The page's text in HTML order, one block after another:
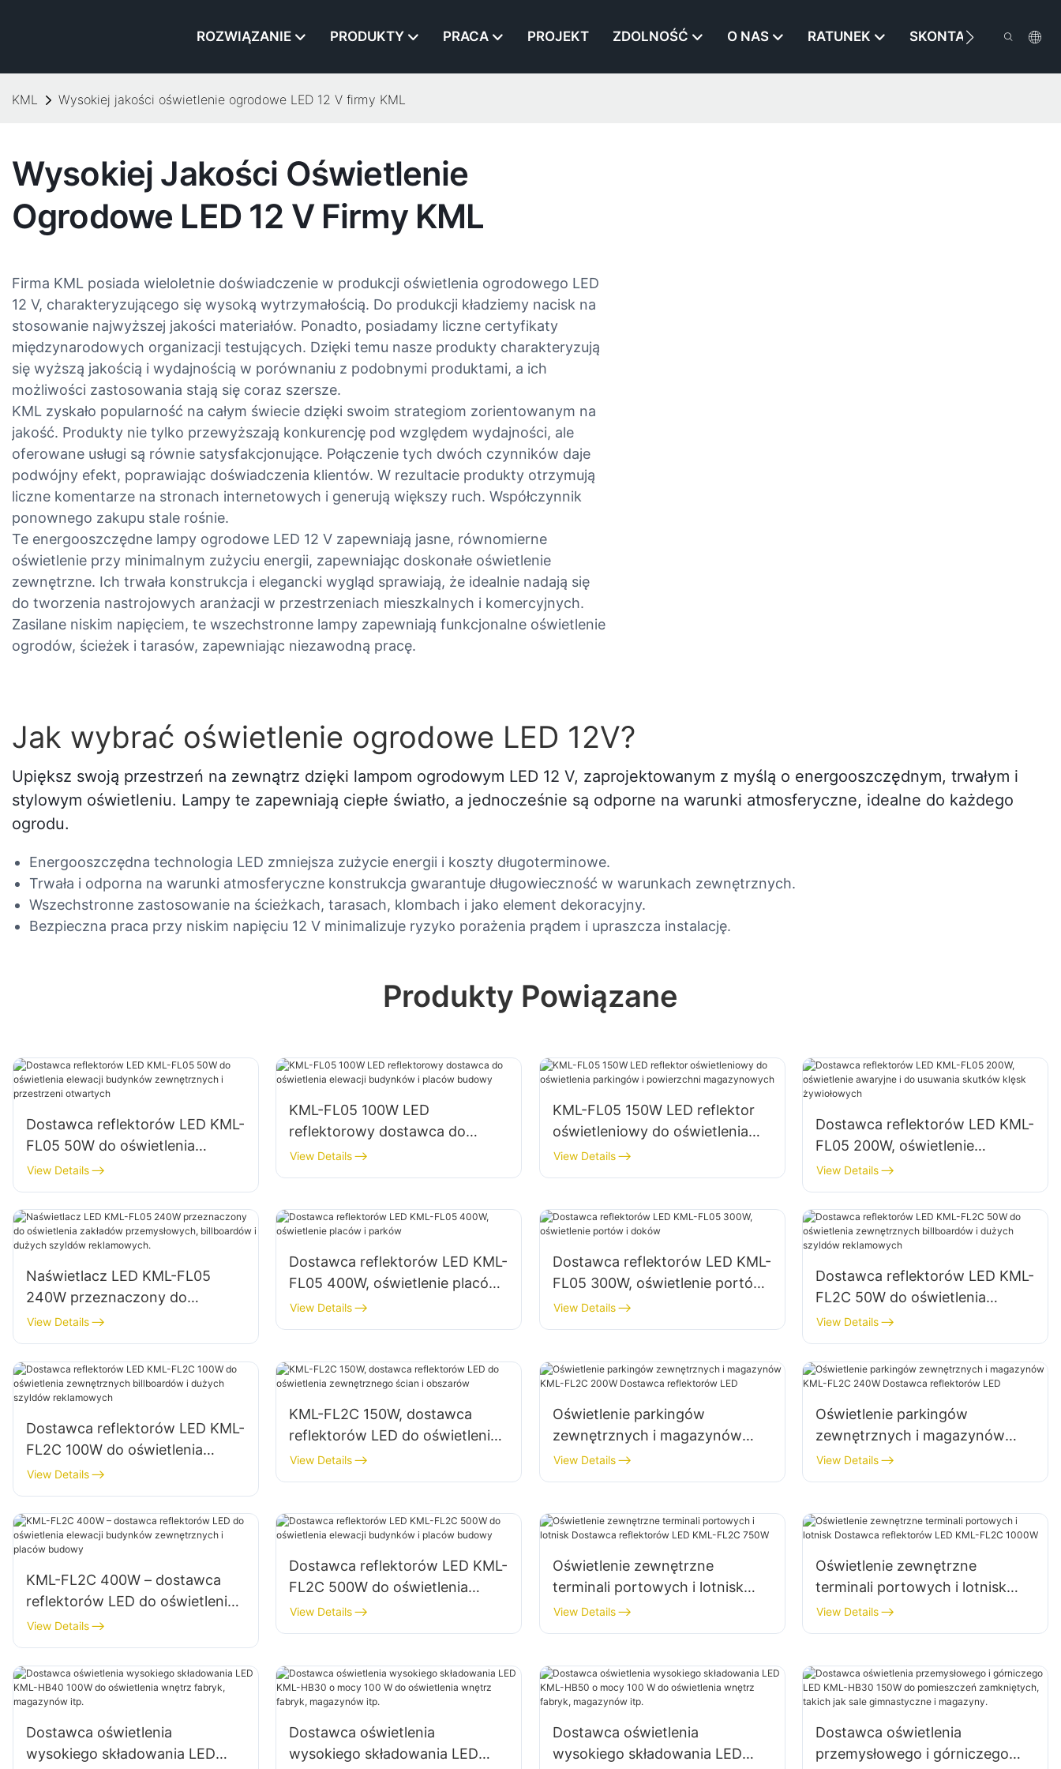
ROZWIĄZANIE PRODUKTY PRACA PROJEKT ZDOLNOŚĆ O NAS RATUNEK SKONTAKTUJ SIĘ Z
KML Wysokiej jakości oświetlenie ogrodowe LED 12 V firmy KML
Wysokiej Jakości Oświetlenie
Ogrodowe LED 12 V Firmy KML
Firma KML posiada wieloletnie doświadczenie w produkcji oświetlenia ogrodowego LED
12 V, charakteryzującego się wysoką wytrzymałością. Do produkcji kładziemy nacisk na
stosowanie najwyższej jakości materiałów. Ponadto, posiadamy liczne certyfikaty
międzynarodowych organizacji testujących. Dzięki temu nasze produkty charakteryzują
się wyższą jakością i wydajnością w porównaniu z podobnymi produktami, a ich
możliwości zastosowania stają się coraz szersze.
KML zyskało popularność na całym świecie dzięki swoim strategiom zorientowanym na
jakość. Produkty nie tylko przewyższają konkurencję pod względem wydajności, ale
oferowane usługi są równie satysfakcjonujące. Połączenie tych dwóch czynników daje
podwójny efekt, poprawiając doświadczenia klientów. W rezultacie produkty otrzymują
liczne komentarze na stronach internetowych i generują większy ruch. Współczynnik
ponownego zakupu stale rośnie.
Te energooszczędne lampy ogrodowe LED 12 V zapewniają jasne, równomierne
oświetlenie przy minimalnym zużyciu energii, zapewniając doskonałe oświetlenie
zewnętrzne. Ich trwała konstrukcja i elegancki wygląd sprawiają, że idealnie nadają się
do tworzenia nastrojowych aranżacji w przestrzeniach mieszkalnych i komercyjnych.
Zasilane niskim napięciem, te wszechstronne lampy zapewniają funkcjonalne oświetlenie
ogrodów, ścieżek i tarasów, zapewniając niezawodną pracę.
Jak wybrać oświetlenie ogrodowe LED 12V?
Upiększ swoją przestrzeń na zewnątrz dzięki lampom ogrodowym LED 12 V, zaprojektowanym z myślą o energooszczędnym, trwałym i
stylowym oświetleniu. Lampy te zapewniają ciepłe światło, a jednocześnie są odporne na warunki atmosferyczne, idealne do każdego
ogrodu.
Energooszczędna technologia LED zmniejsza zużycie energii i koszty długoterminowe.
Trwała i odporna na warunki atmosferyczne konstrukcja gwarantuje długowieczność w warunkach zewnętrznych.
Wszechstronne zastosowanie na ścieżkach, tarasach, klombach i jako element dekoracyjny.
Bezpieczna praca przy niskim napięciu 12 V minimalizuje ryzyko porażenia prądem i upraszcza instalację.
Produkty Powiązane
Dostawca reflektorów LED KML-
FL05 50W do oświetlenia
elewacji budynków
zewnętrznych i przestrzeni
otwartych
View Details
KML-FL05 100W LED
reflektorowy dostawca do
oświetlenia elewacji budynków i
placów budowy
View Details
KML-FL05 150W LED reflektor
oświetleniowy do oświetlenia
parkingów i powierzchni
magazynowych
View Details
Dostawca reflektorów LED KML-
FL05 200W, oświetlenie
awaryjne i do usuwania skutków
klęsk żywiołowych
View Details
Naświetlacz LED KML-FL05
240W przeznaczony do
oświetlenia zakładów
przemysłowych, billboardów i
dużych szyldów reklamowych.
View Details
Dostawca reflektorów LED KML-
FL05 400W, oświetlenie placów i
parków
View Details
Dostawca reflektorów LED KML-
FL05 300W, oświetlenie portów
i doków
View Details
Dostawca reflektorów LED KML-
FL2C 50W do oświetlenia
zewnętrznych billboardów i
dużych szyldów reklamowych
View Details
Dostawca reflektorów LED KML-
FL2C 100W do oświetlenia
zewnętrznych billboardów i
dużych szyldów reklamowych
View Details
KML-FL2C 150W, dostawca
reflektorów LED do oświetlenia
zewnętrznego ścian i obszarów
View Details
Oświetlenie parkingów
zewnętrznych i magazynów
KML-FL2C 200W Dostawca
reflektorów LED
View Details
Oświetlenie parkingów
zewnętrznych i magazynów
KML-FL2C 240W Dostawca
reflektorów LED
View Details
KML-FL2C 400W – dostawca
reflektorów LED do oświetlenia
elewacji budynków
zewnętrznych i placów budowy
View Details
Dostawca reflektorów LED KML-
FL2C 500W do oświetlenia
elewacji budynków i placów
budowy
View Details
Oświetlenie zewnętrzne
terminali portowych i lotnisk
Dostawca reflektorów LED KML-
FL2C 750W
View Details
Oświetlenie zewnętrzne
terminali portowych i lotnisk
Dostawca reflektorów LED KML-
FL2C 1000W
View Details
Dostawca oświetlenia
wysokiego składowania LED
Dostawca oświetlenia
wysokiego składowania LED
Dostawca oświetlenia
wysokiego składowania LED
Dostawca oświetlenia
przemysłowego i górniczego